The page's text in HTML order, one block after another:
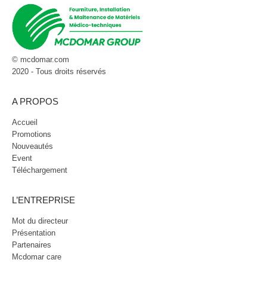
© mcdomar.com
2020 - Tous droits réservés
A PROPOS
Accueil
Promotions
Nouveautés
Event
Téléchargement
L’ENTREPRISE
Mot du directeur
Présentation
Partenaires
Mcdomar care